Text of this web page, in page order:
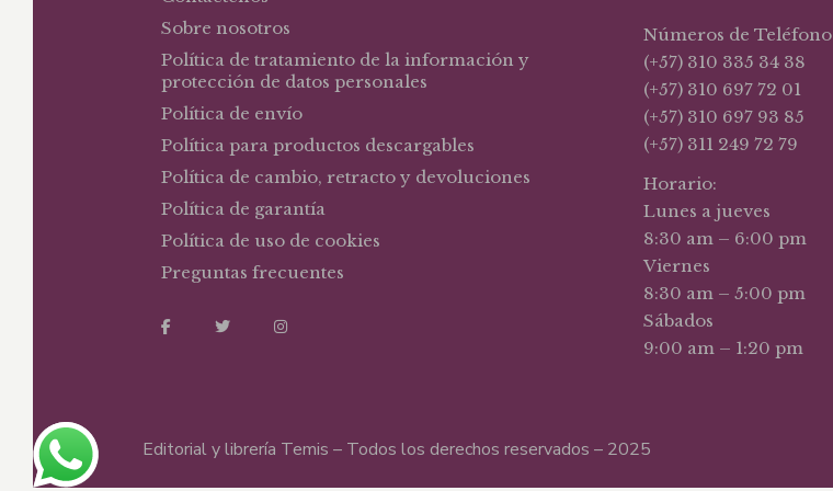
Sobre nosotros
Política de tratamiento de la información y
protección de datos personales
Política de envío
Política para productos descargables
Política de cambio, retracto y devoluciones
Política de garantía
Política de uso de cookies
Preguntas frecuentes
Números de Teléfono
(+57) 310 335 34 38
(+57) 310 697 72 01
(+57) 310 697 93 85
(+57) 311 249 72 79
Horario:
Lunes a jueves
8:30 am – 6:00 pm
Viernes
8:30 am – 5:00 pm
Sábados
9:00 am – 1:20 pm
Editorial y librería Temis – Todos los derechos reservados – 2025